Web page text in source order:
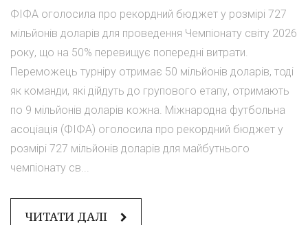
ФІФА оголосила про рекордний бюджет у розмірі 727
мільйонів доларів для проведення Чемпіонату світу 2026
року, що на 50% перевищує попередні витрати.
Переможець турніру отримає 50 мільйонів доларів, тоді
як команди, які дійдуть до групового етапу, отримають
по 9 мільйонів доларів кожна. Міжнародна футбольна
асоціація (ФІФА) оголосила про рекордний бюджет у
розмірі 727 мільйонів доларів для майбутнього
чемпіонату св...
ЧИТАТИ ДАЛІ